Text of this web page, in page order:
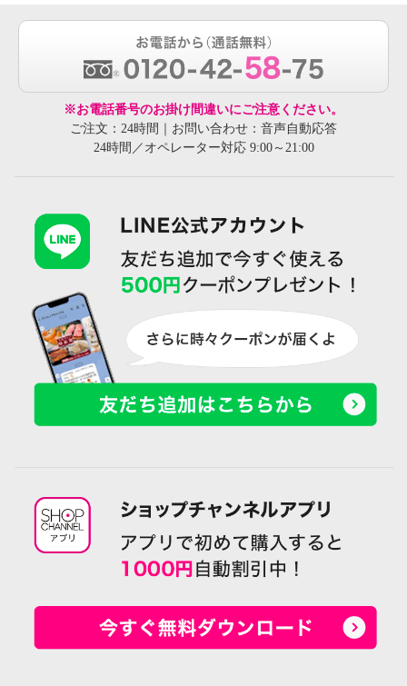
※お電話番号のお掛け間違いにご注意ください。
ご注文：24時間｜お問い合わせ：音声自動応答
24時間／オペレーター対応 9:00～21:00